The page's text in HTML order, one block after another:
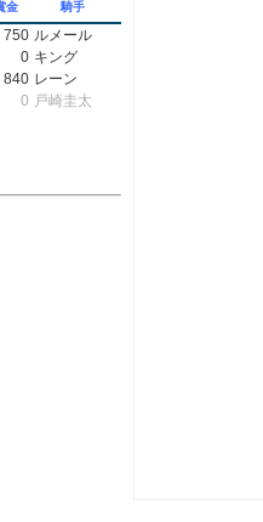
金 騎手
750 ルメール
0 キング
840 レーン
0 戸崎圭太